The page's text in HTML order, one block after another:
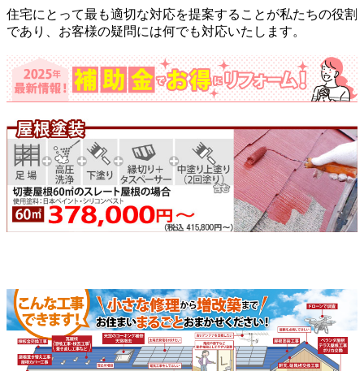
住宅にとって最も適切な対応を提案することが私たちの役割
であり、お客様の疑問には何でも対応いたします。